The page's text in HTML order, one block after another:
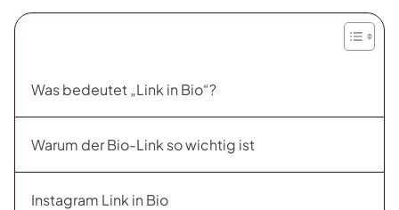
Was bedeutet „Link in Bio“?
Warum der Bio-Link so wichtig ist
Instagram Link in Bio